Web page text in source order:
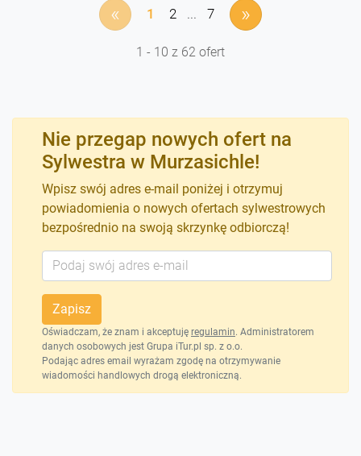
« 1 2 ... 7 »
1 - 10 z 62 ofert
Nie przegap nowych ofert na
Sylwestra w Murzasichle!
Wpisz swój adres e-mail poniżej i otrzymuj
powiadomienia o nowych ofertach sylwestrowych
bezpośrednio na swoją skrzynkę odbiorczą!
Zapisz
Oświadczam, że znam i akceptuję regulamin. Administratorem
danych osobowych jest Grupa iTur.pl sp. z o.o.
Podając adres email wyrażam zgodę na otrzymywanie
wiadomości handlowych drogą elektroniczną.